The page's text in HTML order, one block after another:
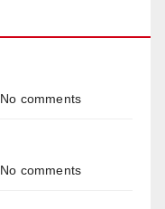
No comments
No comments